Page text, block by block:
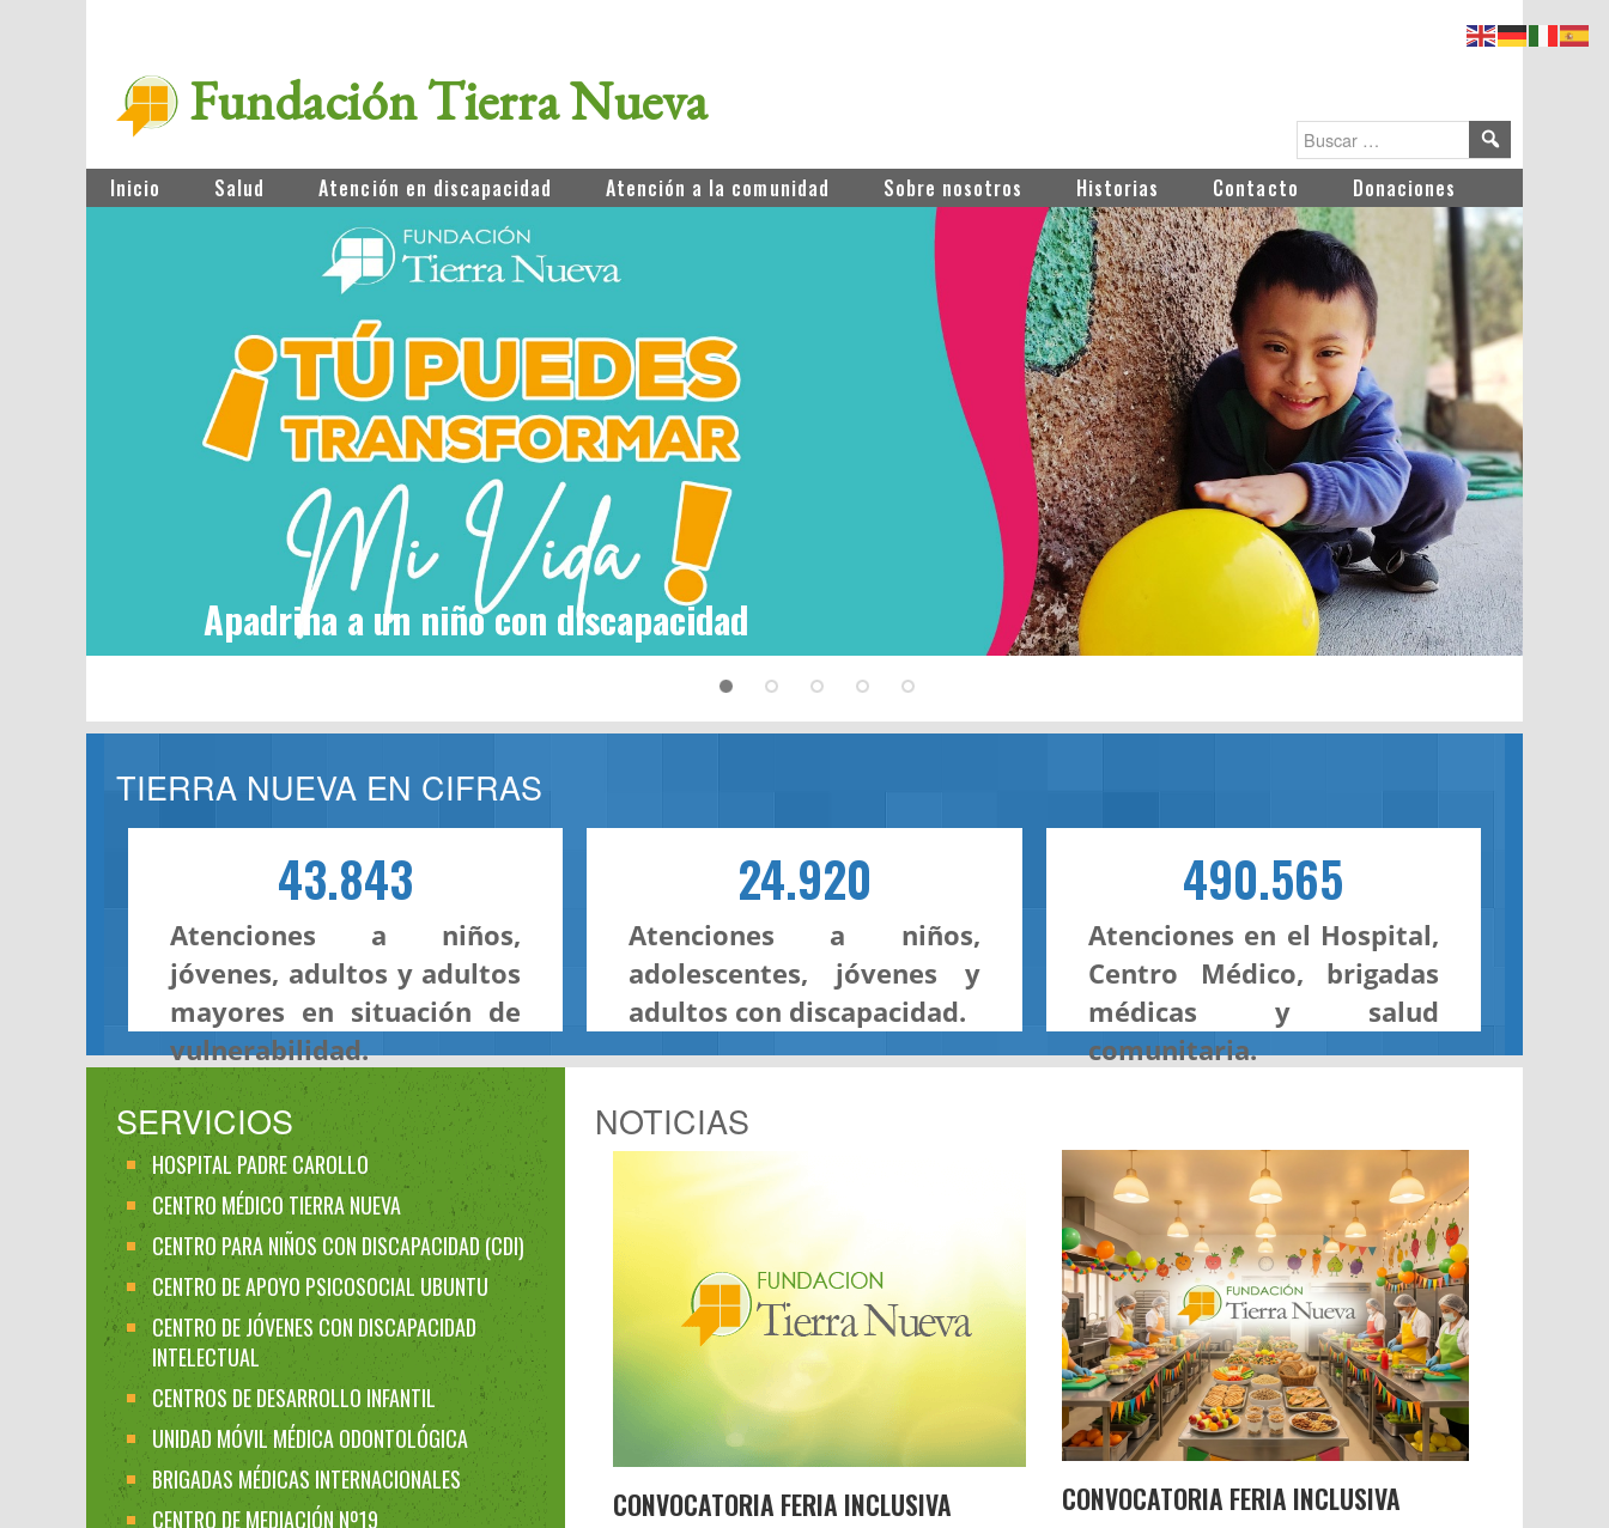
Fundación Tierra Nueva
Inicio Salud Atención en discapacidad Atención a la comunidad Sobre nosotros Historias Contacto Donaciones
Apadrina a un niño con discapacidad
TIERRA NUEVA EN CIFRAS
43.843
Atenciones a niños,
jóvenes, adultos y adultos
mayores en situación de
vulnerabilidad.
24.920
Atenciones a niños,
adolescentes, jóvenes y
adultos con discapacidad.
490.565
Atenciones en el Hospital,
Centro Médico, brigadas
médicas y salud
comunitaria.
SERVICIOS
HOSPITAL PADRE CAROLLO
CENTRO MÉDICO TIERRA NUEVA
CENTRO PARA NIÑOS CON DISCAPACIDAD (CDI)
CENTRO DE APOYO PSICOSOCIAL UBUNTU
CENTRO DE JÓVENES CON DISCAPACIDAD
INTELECTUAL
CENTROS DE DESARROLLO INFANTIL
UNIDAD MÓVIL MÉDICA ODONTOLÓGICA
BRIGADAS MÉDICAS INTERNACIONALES
CENTRO DE MEDIACIÓN Nº19
NOTICIAS
CONVOCATORIA FERIA INCLUSIVA CONVOCATORIA FERIA INCLUSIVA